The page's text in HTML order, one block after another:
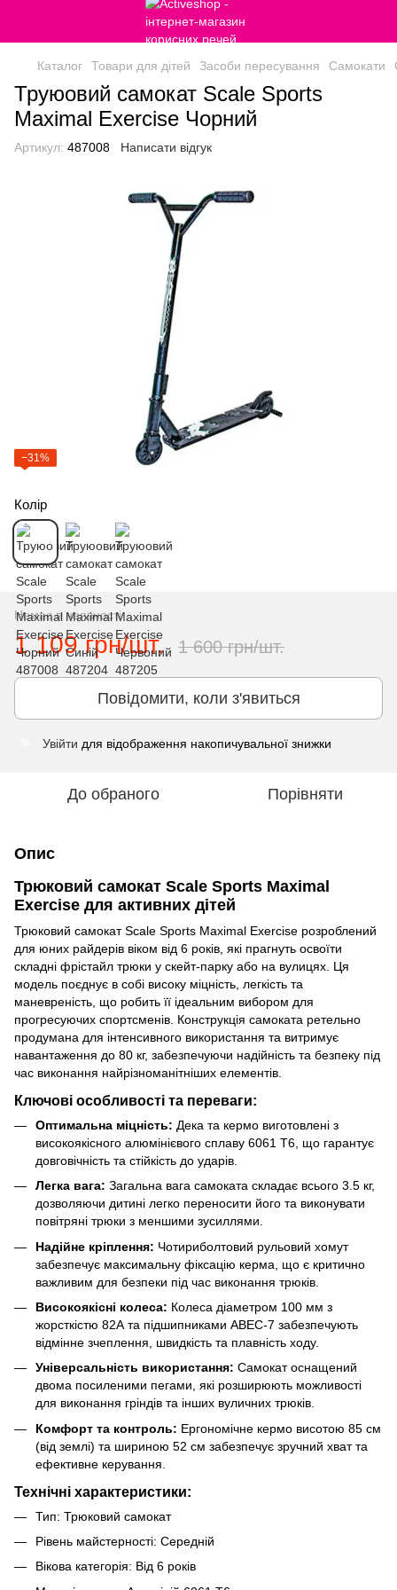
Каталог Товари для дітей Засоби пересування Самокати
Труюовий самокат Scale Sports
Maximal Exercise Чорний
Артикул: 487008 Написати відгук
−31%
Колір
Немає в наявності
1 109 грн/шт. 1 600 грн/шт.
Повідомити, коли з'явиться
Увійти для відображення накопичувальної знижки
До обраного Порівняти
Опис
Трюковий самокат Scale Sports Maximal
Exercise для активних дітей
Трюковий самокат Scale Sports Maximal Exercise розроблений
для юних райдерів віком від 6 років, які прагнуть освоїти
складні фрістайл трюки у скейт-парку або на вулицях. Ця
модель поєднує в собі високу міцність, легкість та
маневреність, що робить її ідеальним вибором для
прогресуючих спортсменів. Конструкція самоката ретельно
продумана для інтенсивного використання та витримує
навантаження до 80 кг, забезпечуючи надійність та безпеку під
час виконання найрізноманітніших елементів.
Ключові особливості та переваги:
Оптимальна міцність: Дека та кермо виготовлені з
високоякісного алюмінієвого сплаву 6061 T6, що гарантує
довговічність та стійкість до ударів.
Легка вага: Загальна вага самоката складає всього 3.5 кг,
дозволяючи дитині легко переносити його та виконувати
повітряні трюки з меншими зусиллями.
Надійне кріплення: Чотириболтовий рульовий хомут
забезпечує максимальну фіксацію керма, що є критично
важливим для безпеки під час виконання трюків.
Високоякісні колеса: Колеса діаметром 100 мм з
жорсткістю 82А та підшипниками ABEC-7 забезпечують
відмінне зчеплення, швидкість та плавність ходу.
Універсальність використання: Самокат оснащений
двома посиленими пегами, які розширюють можливості
для виконання гріндів та інших вуличних трюків.
Комфорт та контроль: Ергономічне кермо висотою 85 см
(від землі) та шириною 52 см забезпечує зручний хват та
ефективне керування.
Технічні характеристики:
Тип: Трюковий самокат
Рівень майстерності: Середній
Вікова категорія: Від 6 років